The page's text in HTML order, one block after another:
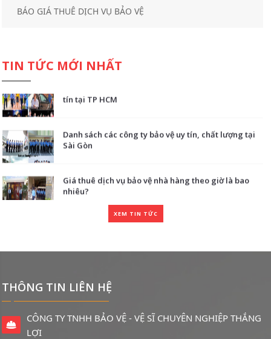
BÁO GIÁ THUÊ DỊCH VỤ BẢO VỆ
TIN TỨC MỚI NHẤT
nhiêu?
tín tại TP HCM
Danh sách các công ty bảo vệ uy tín, chất lượng tại
Sài Gòn
Giá thuê dịch vụ bảo vệ nhà hàng theo giờ là bao
nhiêu?
Đây là các công ty dịch vụ bảo vệ giá rẻ có thể gần
tín tại TP HCM
Danh sách các công ty bảo vệ uy tín, chất lượng tại
XEM TIN TỨC
THÔNG TIN LIÊN HỆ
CÔNG TY TNHH BẢO VỆ - VỆ SĨ CHUYÊN NGHIỆP THẮNG
LỢI